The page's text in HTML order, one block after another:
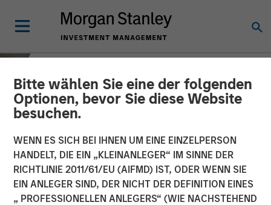
Bitte wählen Sie eine der folgenden
Optionen, bevor Sie diese Website
besuchen.
WENN ES SICH BEI IHNEN UM EINE EINZELPERSON
HANDELT, DIE EIN „KLEINANLEGER“ IM SINNE DER
RICHTLINIE 2011/61/EU (AIFMD) IST, ODER WENN SIE
EIN ANLEGER SIND, DER NICHT DER DEFINITION EINES
„ PROFESSIONELLEN ANLEGERS“ (WIE NACHSTEHEND